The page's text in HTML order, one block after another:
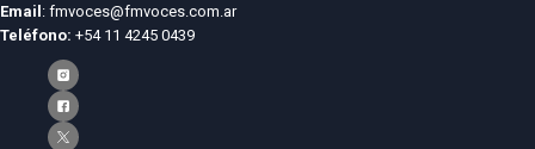
Email: fmvoces@fmvoces.com.ar
Teléfono: +54 11 4245 0439